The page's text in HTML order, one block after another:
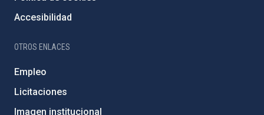
Accesibilidad
OTROS ENLACES
Empleo
Licitaciones
Imagen institucional